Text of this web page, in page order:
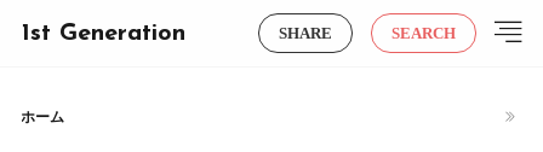
1st Generation SHARE SEARCH
ホーム